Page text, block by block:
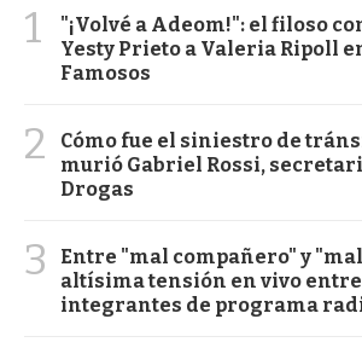
1
"¡Volvé a Adeom!": el filoso
Yesty Prieto a Valeria Ripoll
Famosos
2
Cómo fue el siniestro de
murió Gabriel Rossi,
Drogas
3
Entre "mal compañero" y
altísima tensión en vivo entre
integrantes de programa